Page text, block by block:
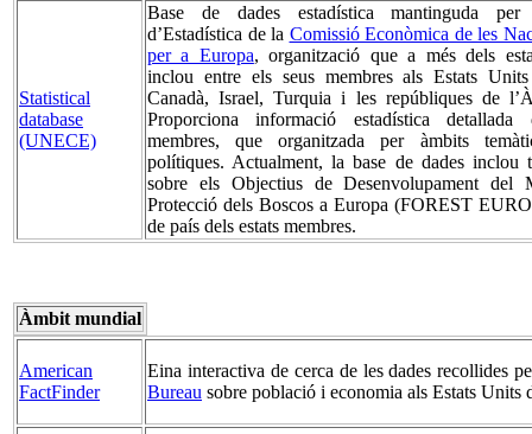
Statistical
database
(UNECE)
Base de dades estadística mantinguda
d’Estadística de la Comissió Econòmica de les
per a Europa, organització que a més dels
inclou entre els seus membres als Estats Units
Canadà, Israel, Turquia i les repúbliques de
Proporciona informació estadística detallada
membres, que organitzada per àmbits
polítiques. Actualment, la base de dades inclou
sobre els Objectius de Desenvolupament del
Protecció dels Boscos a Europa (FOREST
de país dels estats membres.
Àmbit mundial
American
FactFinder
Eina interactiva de cerca de les dades recollides
Bureau sobre població i economia als Estats Units